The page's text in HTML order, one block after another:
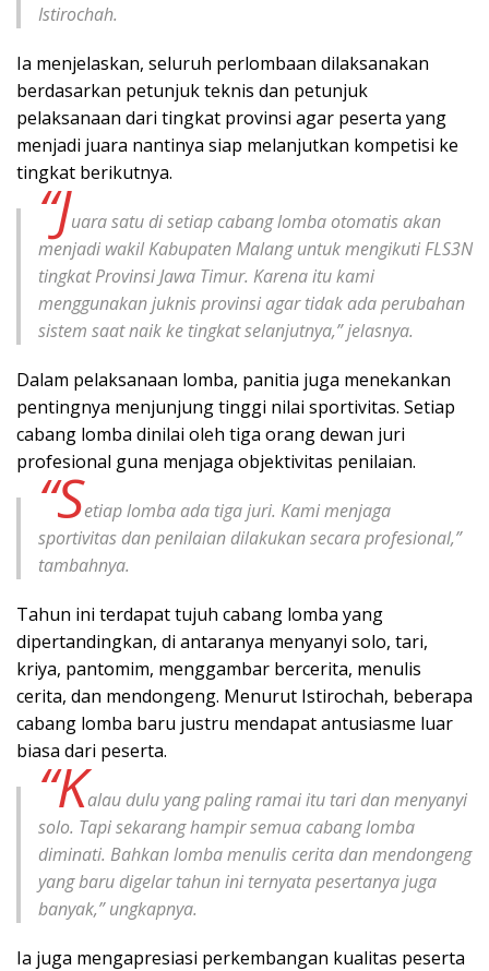
Istirochah.
Ia menjelaskan, seluruh perlombaan dilaksanakan
berdasarkan petunjuk teknis dan petunjuk
pelaksanaan dari tingkat provinsi agar peserta yang
menjadi juara nantinya siap melanjutkan kompetisi ke
tingkat berikutnya.
“Juara satu di setiap cabang lomba otomatis akan
menjadi wakil Kabupaten Malang untuk mengikuti FLS3N
tingkat Provinsi Jawa Timur. Karena itu kami
menggunakan juknis provinsi agar tidak ada perubahan
sistem saat naik ke tingkat selanjutnya,” jelasnya.
Dalam pelaksanaan lomba, panitia juga menekankan
pentingnya menjunjung tinggi nilai sportivitas. Setiap
cabang lomba dinilai oleh tiga orang dewan juri
profesional guna menjaga objektivitas penilaian.
“Setiap lomba ada tiga juri. Kami menjaga
sportivitas dan penilaian dilakukan secara profesional,”
tambahnya.
Tahun ini terdapat tujuh cabang lomba yang
dipertandingkan, di antaranya menyanyi solo, tari,
kriya, pantomim, menggambar bercerita, menulis
cerita, dan mendongeng. Menurut Istirochah, beberapa
cabang lomba baru justru mendapat antusiasme luar
biasa dari peserta.
“Kalau dulu yang paling ramai itu tari dan menyanyi
solo. Tapi sekarang hampir semua cabang lomba
diminati. Bahkan lomba menulis cerita dan mendongeng
yang baru digelar tahun ini ternyata pesertanya juga
banyak,” ungkapnya.
Ia juga mengapresiasi perkembangan kualitas peserta